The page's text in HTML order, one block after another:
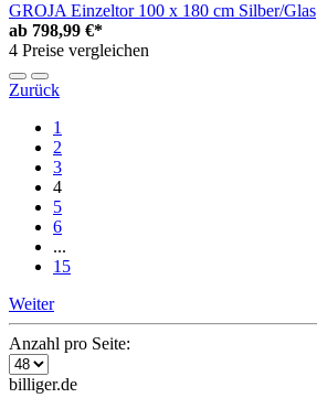
GROJA Einzeltor 100 x 180 cm Silber/Glas
ab 798,99 €*
4 Preise vergleichen
Zurück
1
2
3
4
5
6
...
15
Weiter
Anzahl pro Seite:
billiger.de